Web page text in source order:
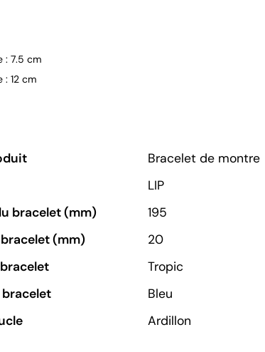
: 7.5 cm
12 cm
Bracelet de montre
LIP
bracelet (mm)
195
(mm)
20
Tropic
Bleu
Ardillon